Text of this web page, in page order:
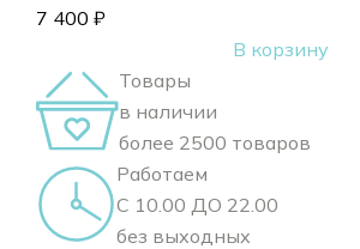
7 400 ₽
В корзину
Товары
в наличии
более 2500 товаров
Работаем
С 10.00 ДО 22.00
без выходных